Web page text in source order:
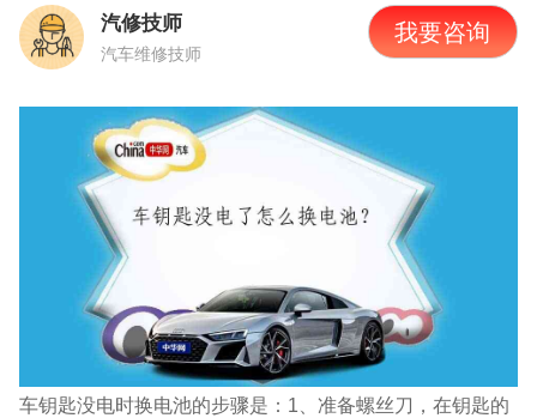
汽修技师
汽车维修技师
我要咨询
车钥匙没电时换电池的步骤是：1、准备螺丝刀，在钥匙的